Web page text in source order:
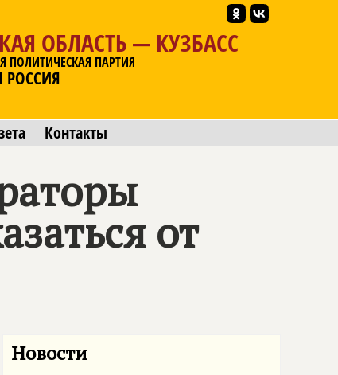
ОБЛАСТЬ — КУЗБАСС
ПОЛИТИЧЕСКАЯ ПАРТИЯ
РОССИЯ
Контакты
от
Новости